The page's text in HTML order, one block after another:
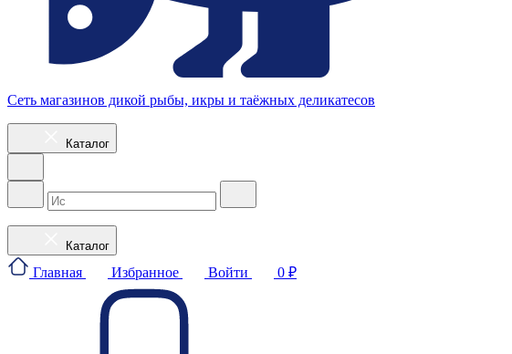
Сеть магазинов дикой рыбы, икры и таёжных деликатесов
Каталог
Каталог
Главная Избранное Войти 0 ₽